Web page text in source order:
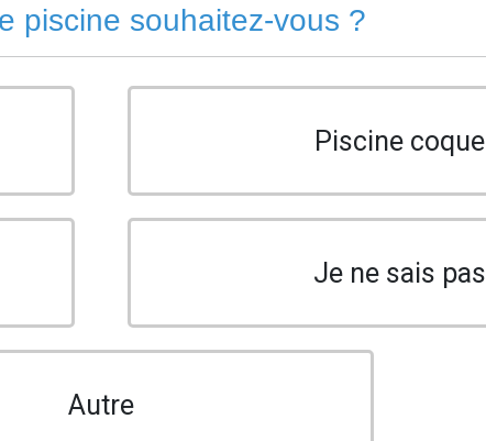
piscine souhaitez-vous ?
Piscine coque
Je ne sais pas
Autre